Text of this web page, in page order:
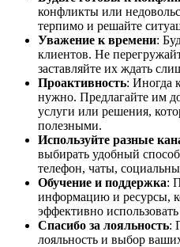
конфликты или
терпимо и решайте
Уважение к времени:
клиентов. Не
заставляйте их ждать
Проактивность: Иногда
нужно. Предлагайте им
услуги или решения,
полезными.
Используйте разные
выбирать удобный
телефон, чаты,
Обучение и поддержка:
информацию и ресурсы,
эффективно
Спасибо за лояльность:
лояльность и выбор